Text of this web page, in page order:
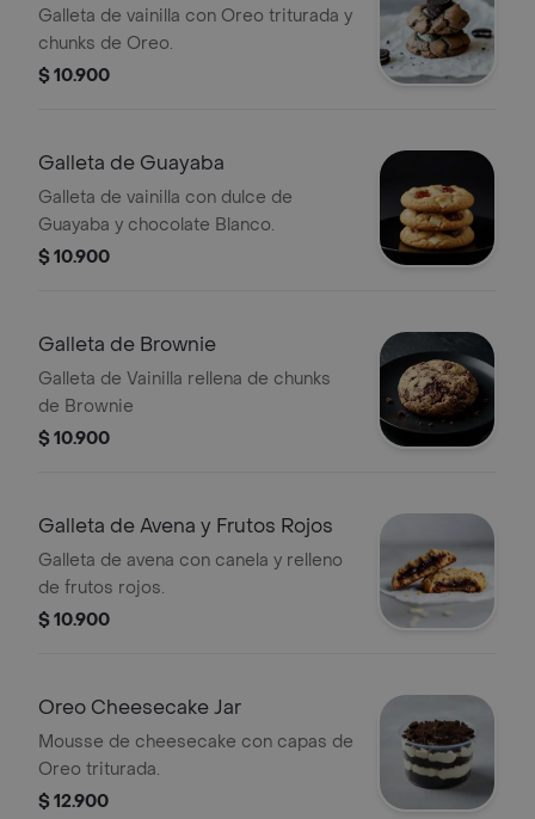
Galleta de vainilla con Oreo triturada y
chunks de Oreo.
$ 10.900
Galleta de Guayaba
Galleta de vainilla con dulce de
Guayaba y chocolate Blanco.
$ 10.900
Galleta de Brownie
Galleta de Vainilla rellena de chunks
de Brownie
$ 10.900
Galleta de Avena y Frutos Rojos
Galleta de avena con canela y relleno
de frutos rojos.
$ 10.900
Oreo Cheesecake Jar
Mousse de cheesecake con capas de
Oreo triturada.
$ 12.900